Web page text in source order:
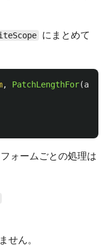
にまとめて
, PatchLengthFor(arch
ォームごとの処理は
せん。